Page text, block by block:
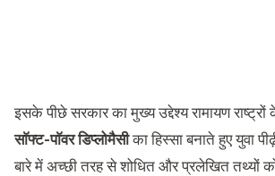
इसके पीछे सरकार का मुख्य उद्देश्य रामायण
साॅफ्ट-पाॅवर डिप्लोमैसीका हिस्सा बनाते हुए युवा
बारे में अच्छी तरह से शोधित और प्रलेखित तथ्यों